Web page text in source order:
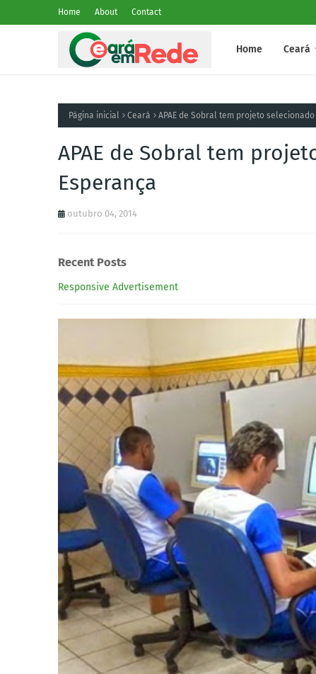
Home About Contact
Home Ceará
Página inicial Ceará APAE de Sobral tem projeto
APAE de Sobral tem
Esperança
outubro 04, 2014
Recent Posts
Responsive Advertisement